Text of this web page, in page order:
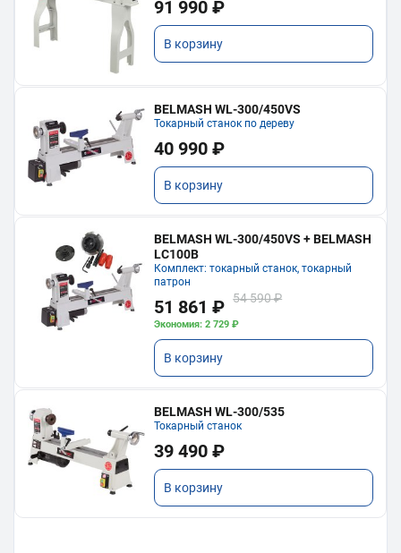
91 990 ₽
В корзину
BELMASH WL-300/450VS
Токарный станок по дереву
40 990 ₽
В корзину
BELMASH WL-300/450VS + BELMASH
LC100B
Комплект: токарный станок, токарный
патрон
51 861 ₽ 54 590 ₽
Экономия: 2 729 ₽
В корзину
BELMASH WL-300/535
Токарный станок
39 490 ₽
В корзину